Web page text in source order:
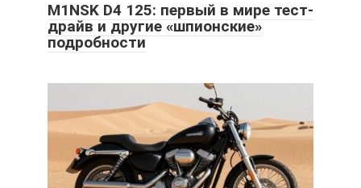
M1NSK D4 125: первый в мире тест-
драйв и другие «шпионские»
подробности